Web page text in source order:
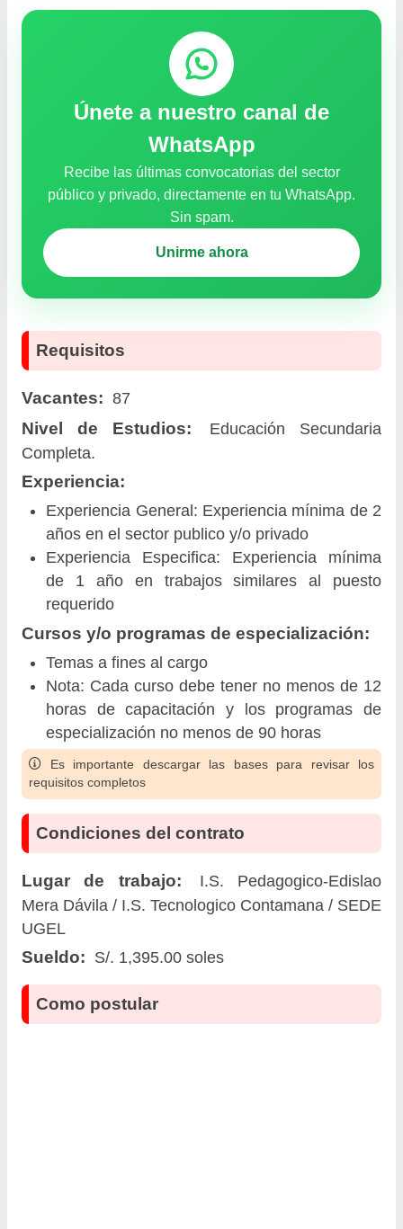
Únete a nuestro canal de
WhatsApp
Recibe las últimas convocatorias del sector
público y privado, directamente en tu WhatsApp.
Sin spam.
Unirme ahora
Requisitos
Vacantes: 87
Nivel de Estudios:
Educación Secundaria
Completa.
Experiencia:
Experiencia General: Experiencia mínima de 2
años en el sector publico y/o privado
Experiencia Especifica: Experiencia mínima
de 1 año en trabajos similares al puesto
requerido
Cursos y/o programas de especialización:
Temas a fines al cargo
Nota: Cada curso debe tener no menos de 12
horas de capacitación y los programas de
especialización no menos de 90 horas
Es importante descargar las bases para revisar los
requisitos completos
Condiciones del contrato
Lugar de trabajo:
I.S. Pedagogico-Edislao
Mera Dávila / I.S. Tecnologico Contamana / SEDE
UGEL
Sueldo: S/. 1,395.00 soles
Como postular